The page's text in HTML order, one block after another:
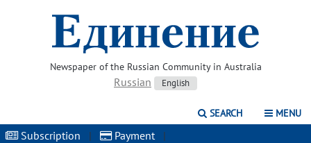
Newspaper of the Russian Community in Australia
Russian English
SEARCH MENU
Subscription | Payment |